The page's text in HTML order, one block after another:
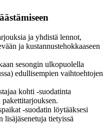
ja yhdistä lennot,
ja kustannustehokkaaseen
sesongin ulkopuolella
edullisempien vaihtoehtojen
kohti -suodatinta
-suodatin löytääksesi
lisäjäsenetuja tietyissä